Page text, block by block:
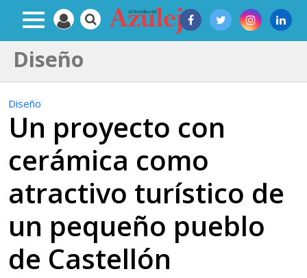
Diseño
Diseño
Un proyecto con
cerámica como
atractivo turístico de
un pequeño pueblo
de Castellón